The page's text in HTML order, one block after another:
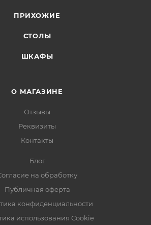
ПРИХОЖИЕ
СТОЛЫ
ШКАФЫ
О МАГАЗИНЕ
Отзывы
Реквизиты
Контакты
Блог
на обработку
Публичная оферта
конфиденциальности
использования Cookie